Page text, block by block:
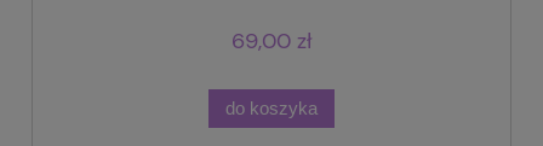
69,00 zł
do koszyka